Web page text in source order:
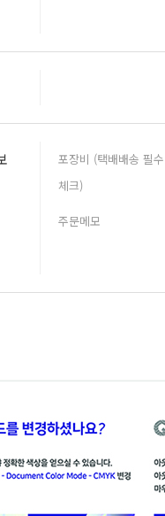
포장비 (택배배송 필수
체크)
주문메모